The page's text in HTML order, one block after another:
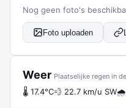
Nog geen foto's
Foto uploaden
Weer Plaatselijke regen in
🌡 17.4°C💨 22.7 km/u SW🌧